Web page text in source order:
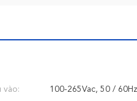
vào: 100-265Vac, 50 / 60Hz